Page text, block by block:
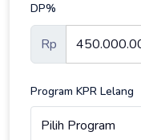
DP%
Rp
Program KPR Lelang